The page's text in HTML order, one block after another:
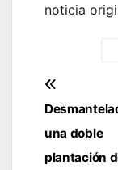
noticia
de
una doble
plantación